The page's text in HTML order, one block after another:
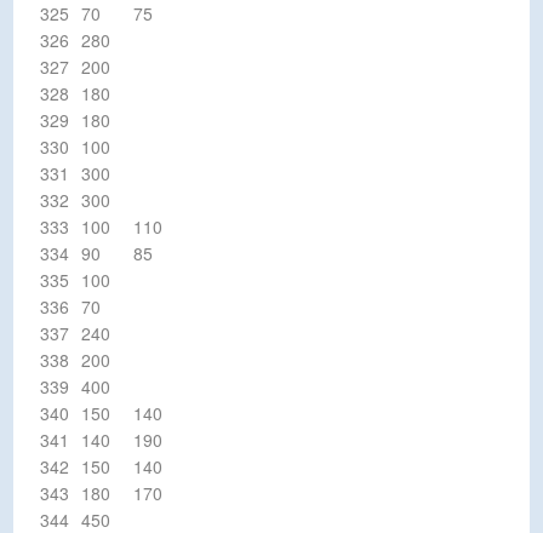
325 70
75
326 280
327 200
328 180
329 180
330 100
331
300
332 300
333 100
110
334 90
85
335 100
336 70
337 240
338 200
339 400
340 150
140
341
140
190
342 150
140
343 180
170
344 450